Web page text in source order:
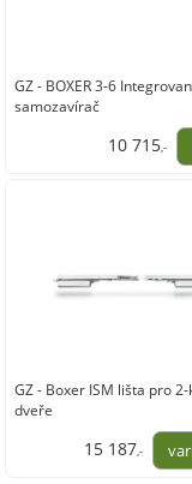
GZ - BOXER 3-6
samozavírač
10 715,-
GZ - Boxer ISM lišta pro
dveře
15 187,-